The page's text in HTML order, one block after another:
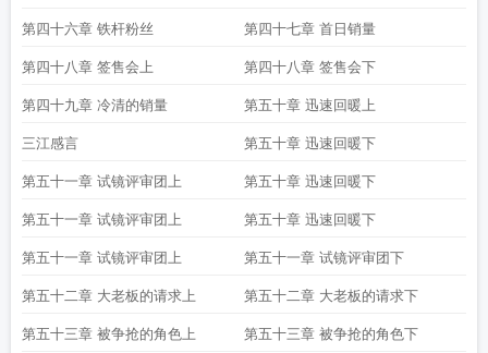
第四十六章 铁杆粉丝 第四十七章 首日销量
第四十八章 签售会上 第四十八章 签售会下
第四十九章 冷清的销量 第五十章 迅速回暖上
三江感言 第五十章 迅速回暖下
第五十一章 试镜评审团上 第五十章 迅速回暖下
第五十一章 试镜评审团上 第五十章 迅速回暖下
第五十一章 试镜评审团上 第五十一章 试镜评审团下
第五十二章 大老板的请求上 第五十二章 大老板的请求下
第五十三章 被争抢的角色上 第五十三章 被争抢的角色下